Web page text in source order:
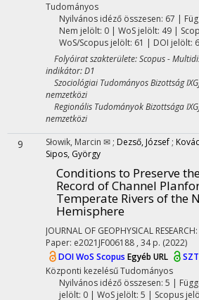
Tudományos
Nyilvános idéző összesen: 67 |
Nem jelölt: 0 | WoS jelölt: 49 |
WoS/Scopus jelölt: 61 | DOI jelölt:
Folyóirat szakterülete: Scopus -
indikátor: D1
Szociológiai Tudományos Bizottság
nemzetközi
Regionális Tudományok Bizottsága
nemzetközi
9 Słowik, Marcin ✉ ; Dezső, József ;
Sipos, György
Conditions to Preserve
Record of Channel
Temperate Rivers of the
Hemisphere
JOURNAL OF GEOPHYSICAL
Paper: e2021JF006188 , 34 p. (2022)
DOIWoS Scopus Egyéb URL
Központi kezelésűTudományos
Nyilvános idéző összesen: 5 |
jelölt: 0 | WoS jelölt: 5 | Scopus